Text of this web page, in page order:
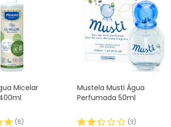
Micelar
(6)
Mustela Musti Água
Perfumada 50ml
(3)